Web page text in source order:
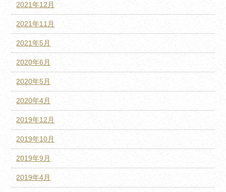
2021年12月
2021年11月
2021年5月
2020年6月
2020年5月
2020年4月
2019年12月
2019年10月
2019年9月
2019年4月